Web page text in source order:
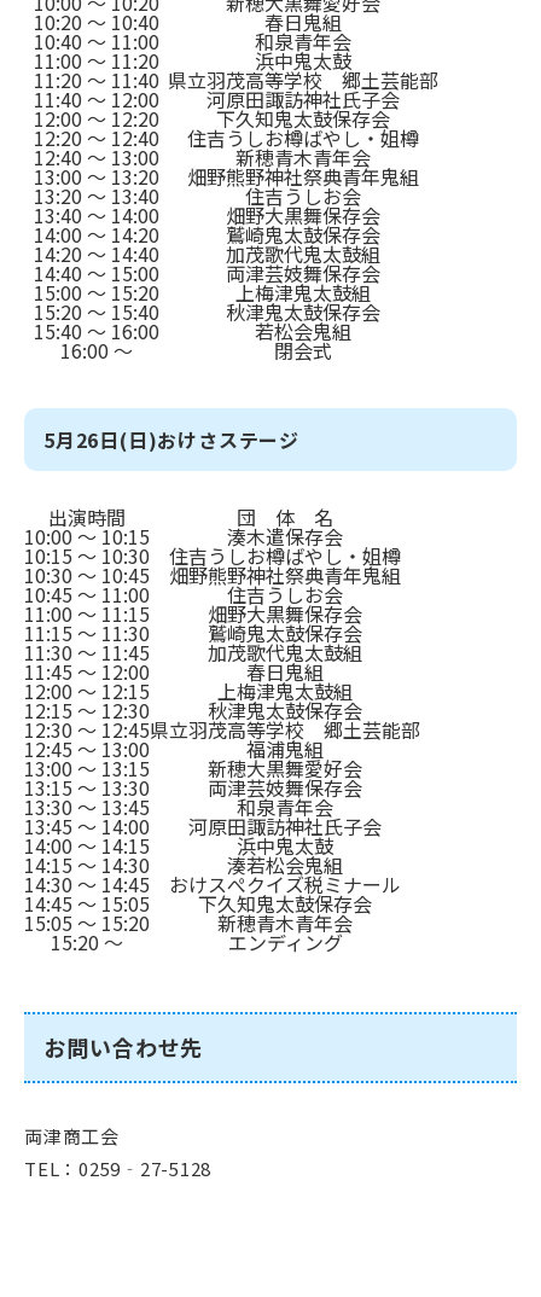
10:20 ～ 10:40 春日鬼組
10:40 ～ 11:00 和泉青年会
11:00 ～ 11:20 浜中鬼太鼓
11:20 ～ 11:40 県立羽茂高等学校 郷土芸能部
11:40 ～ 12:00 河原田諏訪神社氏子会
12:00 ～ 12:20 下久知鬼太鼓保存会
12:20 ～ 12:40 住吉うしお樽ばやし・姐樽
12:40 ～ 13:00 新穂青木青年会
13:00 ～ 13:20 畑野熊野神社祭典青年鬼組
13:20 ～ 13:40 住吉うしお会
13:40 ～ 14:00 畑野大黒舞保存会
14:00 ～ 14:20 鷲崎鬼太鼓保存会
14:20 ～ 14:40 加茂歌代鬼太鼓組
14:40 ～ 15:00 両津芸妓舞保存会
15:00 ～ 15:20 上梅津鬼太鼓組
15:20 ～ 15:40 秋津鬼太鼓保存会
15:40 ～ 16:00 若松会鬼組
16:00 ～ 閉会式
5月26日(日)おけさステージ
出演時間 団 体 名
10:00 ～ 10:15 湊木遣保存会
10:15 ～ 10:30 住吉うしお樽ばやし・姐樽
10:30 ～ 10:45 畑野熊野神社祭典青年鬼組
10:45 ～ 11:00 住吉うしお会
11:00 ～ 11:15 畑野大黒舞保存会
11:15 ～ 11:30 鷲崎鬼太鼓保存会
11:30 ～ 11:45 加茂歌代鬼太鼓組
11:45 ～ 12:00 春日鬼組
12:00 ～ 12:15 上梅津鬼太鼓組
12:15 ～ 12:30 秋津鬼太鼓保存会
12:30 ～ 12:45県立羽茂高等学校 郷土芸能部
12:45 ～ 13:00 福浦鬼組
13:00 ～ 13:15 新穂大黒舞愛好会
13:15 ～ 13:30 両津芸妓舞保存会
13:30 ～ 13:45 和泉青年会
13:45 ～ 14:00 河原田諏訪神社氏子会
14:00 ～ 14:15 浜中鬼太鼓
14:15 ～ 14:30 湊若松会鬼組
14:30 ～ 14:45 おけスぺクイズ税ミナール
14:45 ～ 15:05 下久知鬼太鼓保存会
15:05 ～ 15:20 新穂青木青年会
15:20 ～ エンディング
お問い合わせ先
両津商工会
TEL：0259‐27-5128